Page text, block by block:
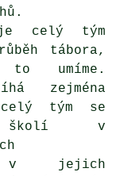
celý tým
tábora,
umíme.
zejména
tým se
školí v
v jejich